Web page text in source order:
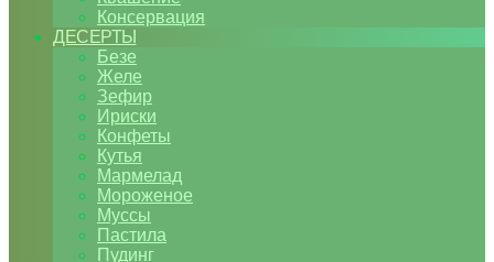
Консервация
ДЕСЕРТЫ
Безе
Желе
Зефир
Ириски
Конфеты
Кутья
Мармелад
Мороженое
Муссы
Пастила
Пудинг